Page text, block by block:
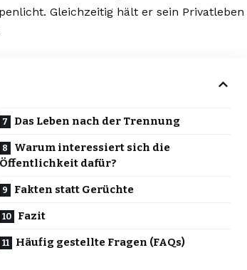
Gleichzeitig hält er sein Privatleben
Das Leben nach der Trennung
Warum interessiert sich die
Öffentlichkeit dafür?
Fakten statt Gerüchte
Fazit
Häufig gestellte Fragen (FAQs)